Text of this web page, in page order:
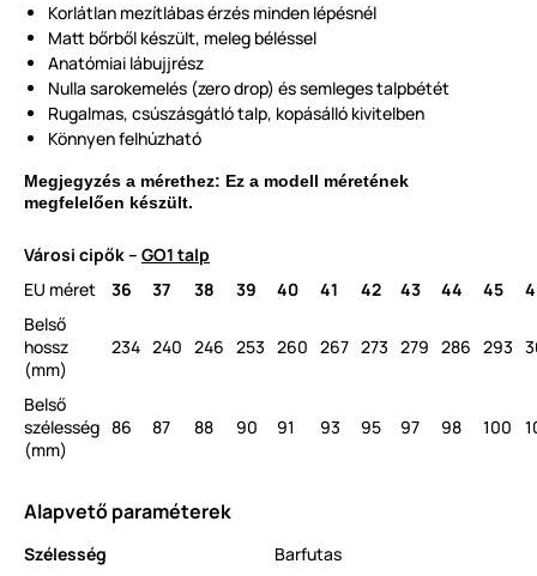
Korlátlan mezítlábas érzés minden lépésnél
Matt bőrből készült, meleg béléssel
Anatómiai lábujjrész
Nulla sarokemelés (zero drop) és semleges talpbétét
Rugalmas, csúszásgátló talp, kopásálló kivitelben
Könnyen felhúzható
Megjegyzés a mérethez: Ez a modell méretének
megfelelően készült.
Városi cipők – GO1 talp
EU méret
36 37 38 39 40 41 42 43 44 45
Belső
hossz
(mm)
234 240 246 253 260 267 273 279 286 293
Belső
szélesség
(mm)
86 87 88 90 91 93 95 97 98 100
Alapvető paraméterek
Szélesség
Barfutas